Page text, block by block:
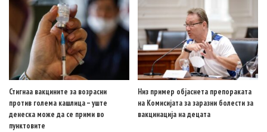
Стигнаа вакцините за возрасни
против голема кашлица – уште
денеска може да се прими во
пунктовите
Низ пример објаснета препораката
на Комисијата за заразни болести за
вакцинација на децата